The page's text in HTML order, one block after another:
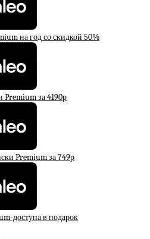
на год со скидкой 50%
Premium за 4190р
Premium за 749р
доступа в подарок